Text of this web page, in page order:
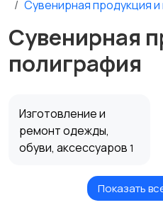
Сувенирная продукция
Сувенирная
полиграфия
Изготовление и
ремонт одежды,
обуви, аксессуаров 1
Кованые изделия на
Показать